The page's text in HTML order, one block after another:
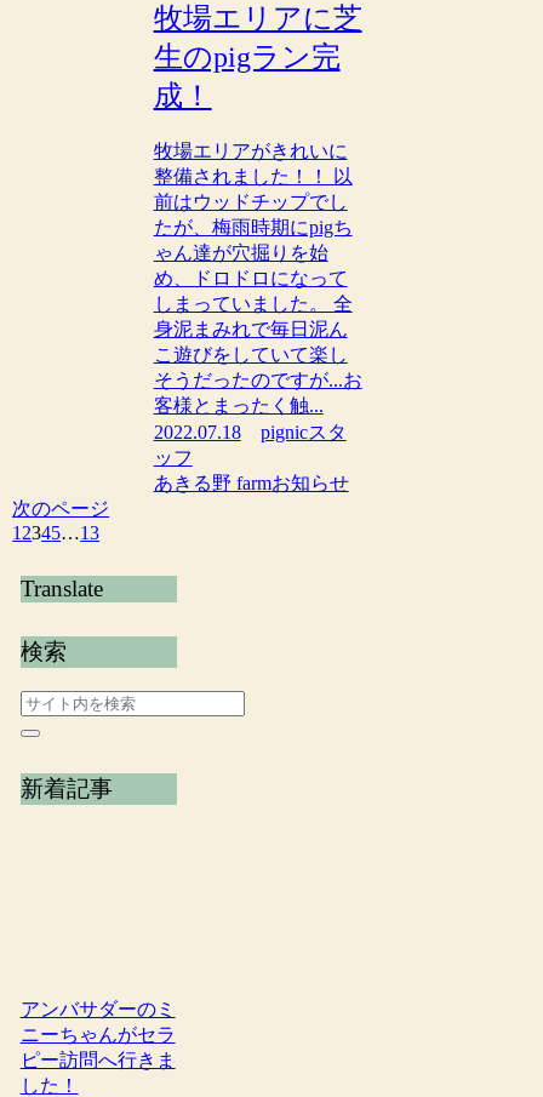
牧場エリアに芝
生のpigラン完
成！
牧場エリアがきれいに
整備されました！！ 以
前はウッドチップでし
たが、梅雨時期にpigち
ゃん達が穴掘りを始
め、ドロドロになって
しまっていました。 全
身泥まみれで毎日泥ん
こ遊びをしていて楽し
そうだったのですが...お
客様とまったく触...
2022.07.18
pignicスタ
ッフ
あきる野 farmお知らせ
次のページ
1 2345…13
Translate
検索
新着記事
アンバサダーのミ
ニーちゃんがセラ
ピー訪問へ行きま
した！